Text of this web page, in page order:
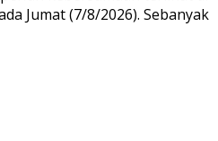
Jumat (7/8/2026). Sebanyak